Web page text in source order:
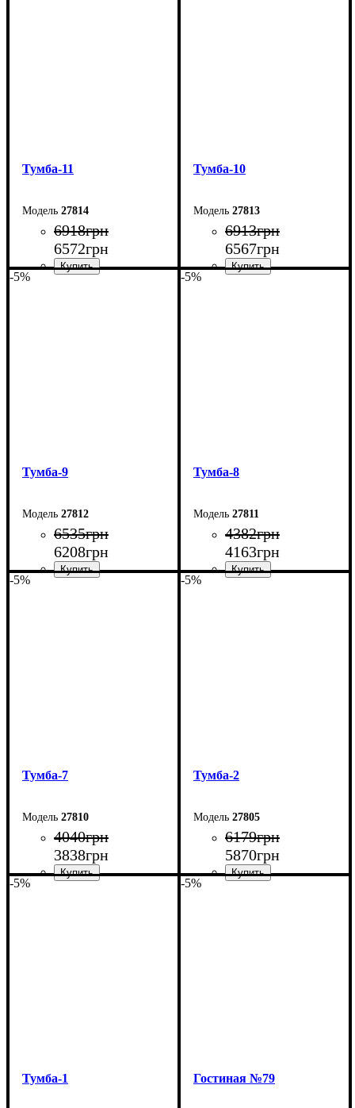
Тумба-11
27814
6918грн
6572грн
Тумба-10
27813
6913грн
6567грн
-5%
Тумба-9
27812
6535грн
6208грн
-5%
Тумба-8
27811
4382грн
4163грн
-5%
Тумба-7
27810
4040грн
3838грн
-5%
Тумба-2
27805
6179грн
5870грн
-5%
Тумба-1
-5%
Гостиная №79